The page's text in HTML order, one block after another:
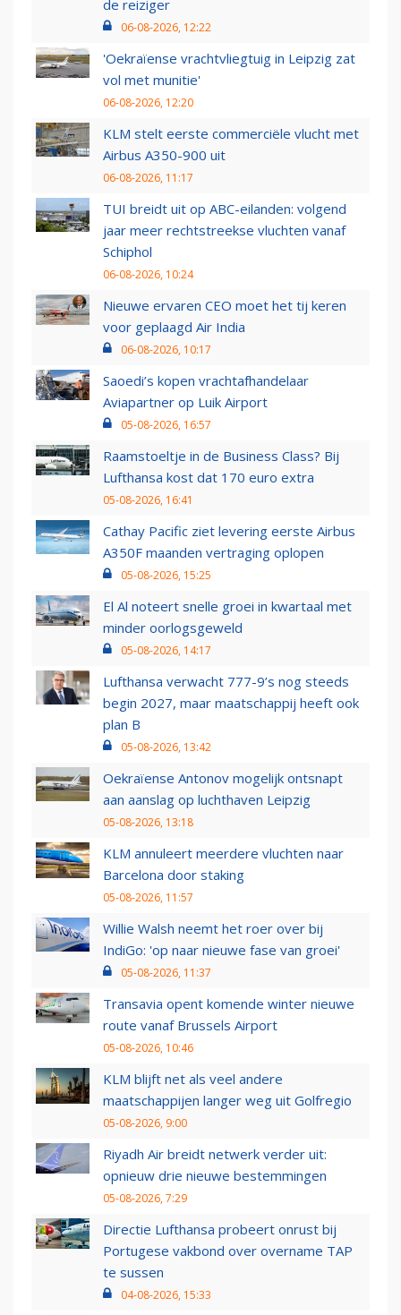
de reiziger
06-08-2026, 12:22
'Oekraïense vrachtvliegtuig in Leipzig zat
vol met munitie'
06-08-2026, 12:20
KLM stelt eerste commerciële vlucht met
Airbus A350-900 uit
06-08-2026, 11:17
TUI breidt uit op ABC-eilanden: volgend
jaar meer rechtstreekse vluchten vanaf
Schiphol
06-08-2026, 10:24
Nieuwe ervaren CEO moet het tij keren
voor geplaagd Air India
06-08-2026, 10:17
Saoedi’s kopen vrachtafhandelaar
Aviapartner op Luik Airport
05-08-2026, 16:57
Raamstoeltje in de Business Class? Bij
Lufthansa kost dat 170 euro extra
05-08-2026, 16:41
Cathay Pacific ziet levering eerste Airbus
A350F maanden vertraging oplopen
05-08-2026, 15:25
El Al noteert snelle groei in kwartaal met
minder oorlogsgeweld
05-08-2026, 14:17
Lufthansa verwacht 777-9’s nog steeds
begin 2027, maar maatschappij heeft ook
plan B
05-08-2026, 13:42
Oekraïense Antonov mogelijk ontsnapt
aan aanslag op luchthaven Leipzig
05-08-2026, 13:18
KLM annuleert meerdere vluchten naar
Barcelona door staking
05-08-2026, 11:57
Willie Walsh neemt het roer over bij
IndiGo: 'op naar nieuwe fase van groei'
05-08-2026, 11:37
Transavia opent komende winter nieuwe
route vanaf Brussels Airport
05-08-2026, 10:46
KLM blijft net als veel andere
maatschappijen langer weg uit Golfregio
05-08-2026, 9:00
Riyadh Air breidt netwerk verder uit:
opnieuw drie nieuwe bestemmingen
05-08-2026, 7:29
Directie Lufthansa probeert onrust bij
Portugese vakbond over overname TAP
te sussen
04-08-2026, 15:33